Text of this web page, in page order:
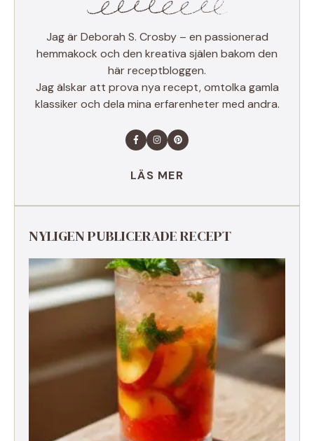
Jag är Deborah S. Crosby – en passionerad
hemmakock och den kreativa själen bakom den
här receptbloggen.
Jag älskar att prova nya recept, omtolka gamla
klassiker och dela mina erfarenheter med andra.
LÄS MER
NYLIGEN PUBLICERADE RECEPT